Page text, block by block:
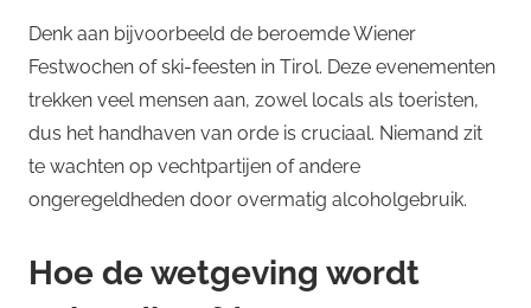
Denk aan bijvoorbeeld de beroemde Wiener
Festwochen of ski-feesten in Tirol. Deze evenementen
trekken veel mensen aan, zowel locals als toeristen,
dus het handhaven van orde is cruciaal. Niemand zit
te wachten op vechtpartijen of andere
ongeregeldheden door overmatig alcoholgebruik.
Hoe de wetgeving wordt